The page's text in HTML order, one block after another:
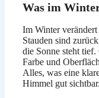
Was im
Im Winter
Stauden sind
die Sonne steht
Farbe und
Alles, was eine
Himmel gut sichtbar.